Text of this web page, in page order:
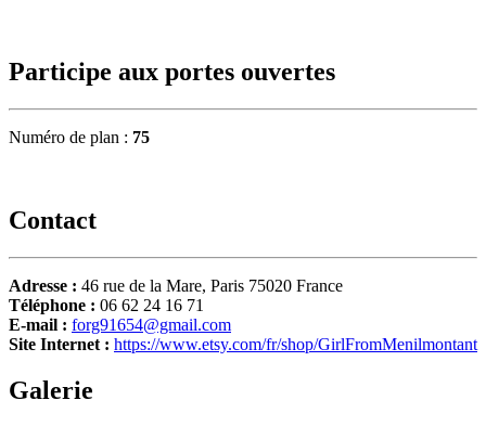
Participe aux portes ouvertes
Numéro de plan : 75
Contact
Adresse : 46 rue de la Mare, Paris 75020 France
Téléphone : 06 62 24 16 71
E-mail : forg91654@gmail.com
Site Internet : https://www.etsy.com/fr/shop/GirlFromMenilmontant
Galerie